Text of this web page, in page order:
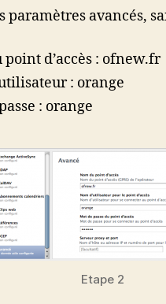
paramètres avancés,
point d’accès : ofnew.fr
: orange
: orange
Etape 2